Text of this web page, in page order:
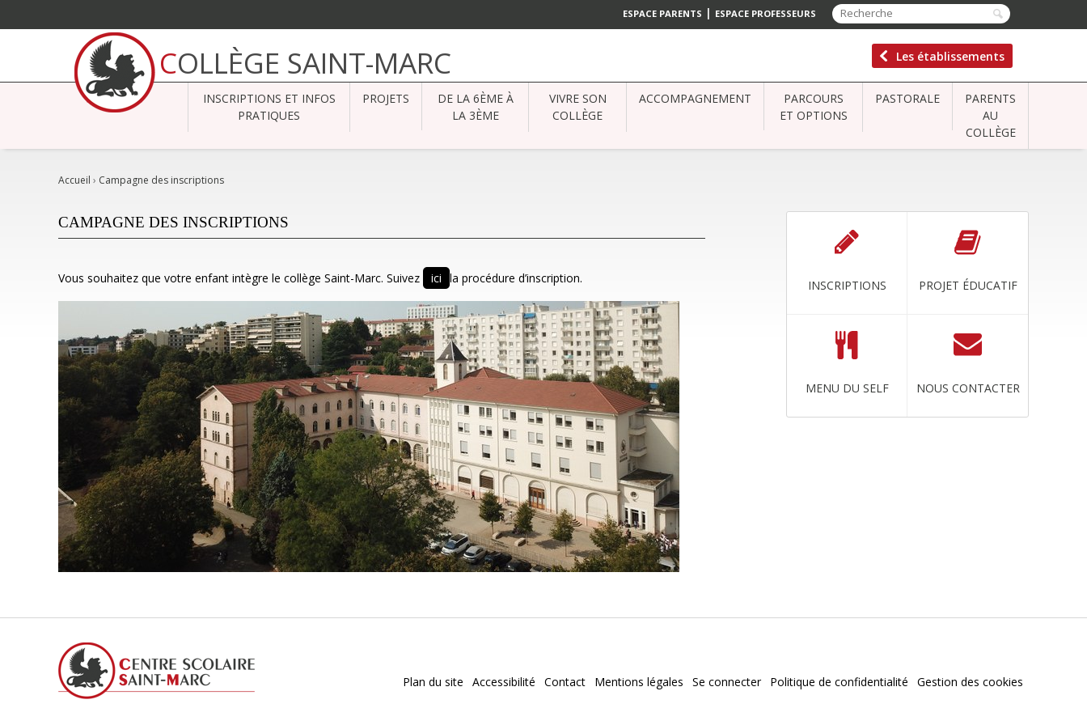
ESPACE PARENTS | ESPACE PROFESSEURS
contenu.
Aller
COLLÈGE SAINT-MARC Les établissements
INSCRIPTIONS ET INFOS
PRATIQUES
PROJETS
DE LA 6ÈME À
LA 3ÈME
VIVRE SON
COLLÈGE
ACCOMPAGNEMENT
PARCOURS
ET OPTIONS
PASTORALE
PARENTS
AU
COLLÈGE
Accueil › Campagne des inscriptions
INSCRIPTIONS PROJET ÉDUCATIF
MENU DU SELF NOUS CONTACTER
CAMPAGNE DES INSCRIPTIONS
Vous souhaitez que votre enfant intègre le collège Saint-Marc. Suivez ici la procédure d’inscription.
Plan du site Accessibilité Contact Mentions légales Se connecter Politique de confidentialité Gestion des cookies